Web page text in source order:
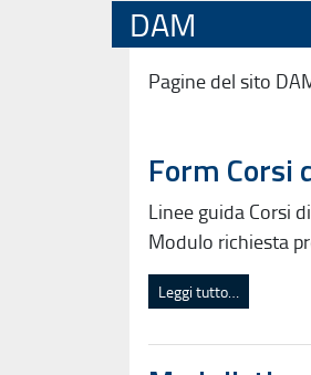
DAM
Pagine del sito
Form Corsi
Linee guida Corsi
Modulo richiesta
Leggi tutto…